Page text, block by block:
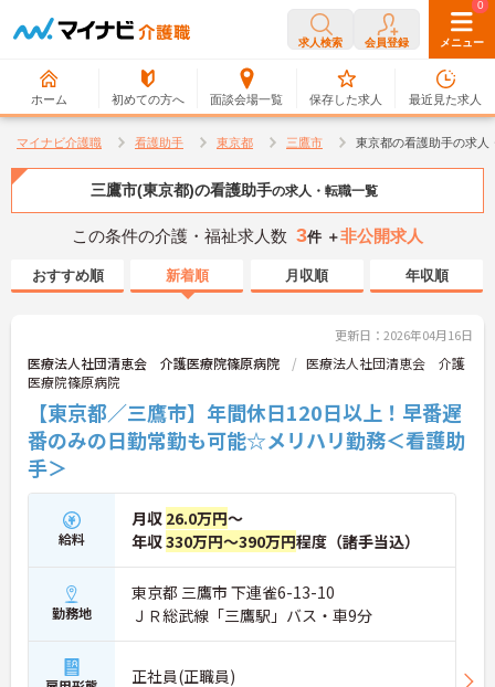
求人検索 会員登録 メニュー
ホーム 初めての方へ 面談会場一覧
0
保存した求人
0
最近見た求人
マイナビ介護職 看護助手 東京都 三鷹市 東京都の看護助手の求人
三鷹市(東京都)の看護助手の求人・転職一覧
この条件の介護・福祉求人数 3件 ＋非公開求人
おすすめ順 新着順 月収順 年収順
更新日：2026年04月16日
医療法人社団清恵会 介護医療院篠原病院
医療法人社団清恵会 介護
医療院篠原病院
【東京都／三鷹市】年間休日120日以上！早番遅
番のみの日勤常勤も可能☆メリハリ勤務＜看護助
手＞
給料
月収 26.0万円～
年収330万円～390万円程度（諸手当込）
勤務地
東京都 三鷹市 下連雀6-13-10
ＪＲ総武線「三鷹駅」バス・車9分
正社員(正職員)